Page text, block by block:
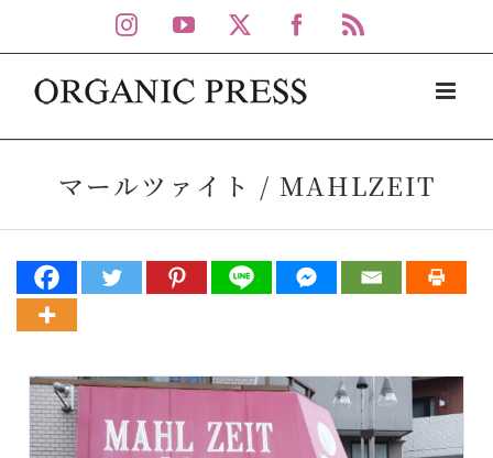
to
content
Instagram
YouTube Facebook
マールツァイト / MAHLZEIT